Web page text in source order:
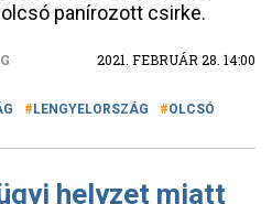
panírozott csirke.
2021. FEBRUÁR 28. 14:00
LENGYELORSZÁG OLCSÓ
helyzet miatt